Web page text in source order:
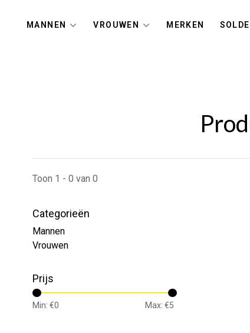
MANNEN VROUWEN MERKEN
Toon 1 - 0 van 0
Categorieën
Mannen
Vrouwen
Prijs
Min: €0 Max: €5